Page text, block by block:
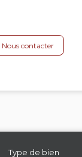
Nous contacter
Type de bien